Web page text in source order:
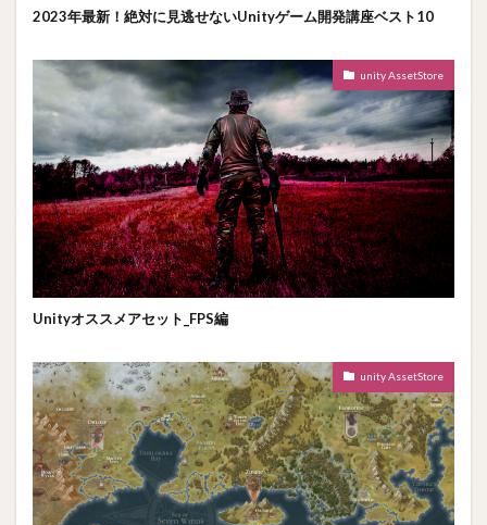
2023年最新！絶対に見逃せないUnityゲーム開発講座ベスト10
unity AssetStore
Unityオススメアセット_FPS編
unity AssetStore